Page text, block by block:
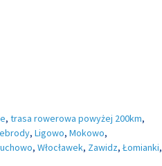
, trasa rowerowa powyżej 200km,
, Ligowo, Mokowo,
, Włocławek, Zawidz, Łomianki,